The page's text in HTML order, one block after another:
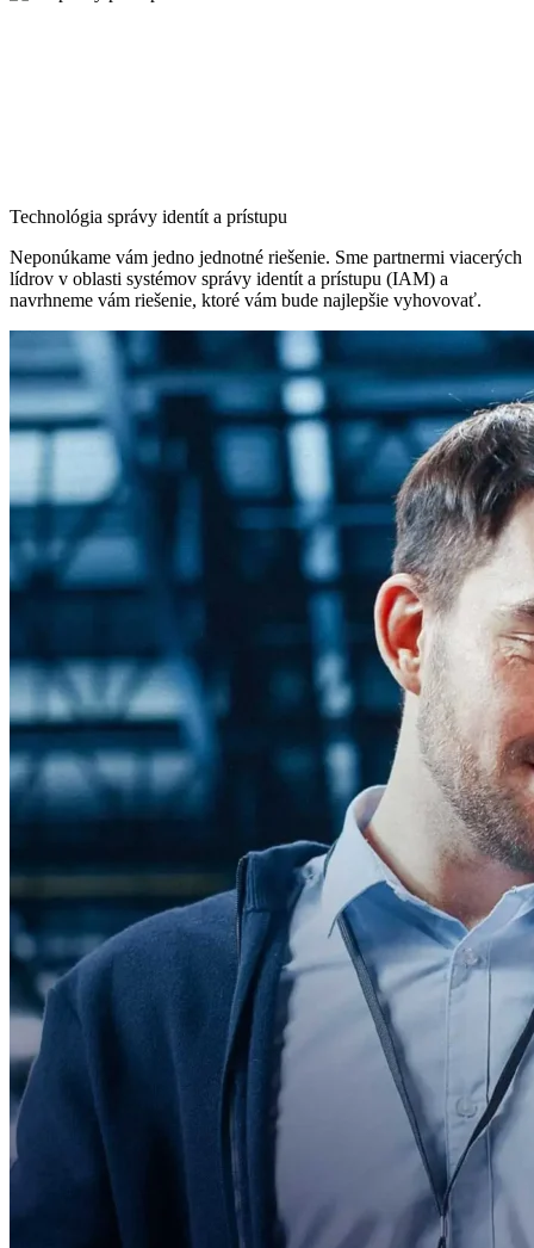
Technológia správy identít a prístupu
Neponúkame vám jedno jednotné riešenie. Sme partnermi viacerých
lídrov v oblasti systémov správy identít a prístupu (IAM) a
navrhneme vám riešenie, ktoré vám bude najlepšie vyhovovať.